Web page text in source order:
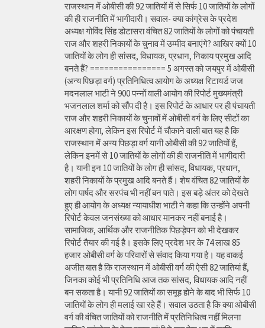
राजस्थान में ओबीसी की 92 जातियों में से सिर्फ 10 जातियों के लोगों
की ही राजनीति में भागीदारी। सवाल- क्या कांग्रेस के प्रदेश
अध्यक्ष गोविंद सिंह डोटासरा वंचित 82 जातियों के लोगों को पंचायती
राज और शहरी निकायों के चुनाव में उम्मीद बनाएंगे? आखिर क्यों 10
जातियों के लोग ही सांसद, विधायक, प्रधान, निकाय प्रमुख आदि
बनते हैं? ================ 5 अगस्त को जयपुर में ओबीसी
(अन्य पिछड़ा वर्ग) प्रतिनिधित्व आयोग के अध्यक्ष रिटायर्ड जज
मदनलाल भाटी ने 900 पन्नों वाली आयोग की रिपोर्ट मुख्यमंत्री
भजनलाल शर्मा को सौंप दी है। इस रिपोर्ट के आधार पर ही पंचायती
राज और शहरी निकायों के चुनावों में ओबीसी वर्ग के लिए सीटों का
आरक्षण होगा, लेकिन इस रिपोर्ट में चौकाने वाली बात यह है कि
राजस्थान में अन्य पिछड़ा वर्ग यानी ओबीसी की 92 जातियों हैं,
लेकिन इनमें से 10 जातियों के लोगों की ही राजनीति में भागीदारी
है। यानी इन 10 जातियों के लोग ही सांसद, विधायक, प्रधान,
शहरी निकायों के प्रमुख आदि बनते हैं। शेष वंचित 82 जातियों के
लोग पार्षद और सरपंच भी नहीं बन पाते। इस बड़े अंतर को देखते
हुए ही आयोग के अध्यक्ष न्यायाधीश भाटी ने कहा कि उन्होंने अपनी
रिपोर्ट केवल जनसंख्या को आधार मानकर नहीं बनाई है।
सामाजिक, आर्थिक और राजनीतिक पिछड़ेपन को भी देखकर
रिपोर्ट तैयार की गई है। इसके लिए प्रदेश भर के 74 लाख 85
हजार ओबीसी वर्ग के परिवारों से संवाद किया गया है। यह वाकई
अजीत बात है कि राजस्थान में ओबीसी वर्ग की ऐसी 82 जातियां हैं,
जिनका कोई भी प्रतिनिधि आज तक सांसद, विधायक आदि नहीं
बन सकता है। यानी 92 जातियों का समूह होने के बाद भी सिर्फ 10
जातियों के लोग ही मलाई खा रहे हैं। सवाल उठता है कि क्या ओबीसी
वर्ग की वंचित जातियों को राजनीति में प्रतिनिधित्व नहीं मिलना